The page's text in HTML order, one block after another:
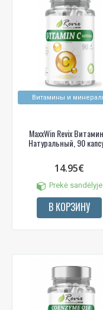
Витамины и
MaxxWin Revix
Натуральный, 90
14.95€
Prekė sandėlyje
В КОРЗИНУ